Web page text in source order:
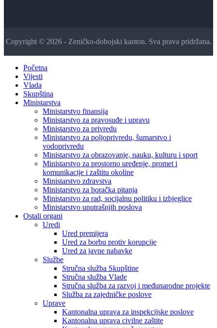
Copyright © 2026 - Zeničko-dobojski kanton. Sva prava pridržana.
Početna
Vijesti
Vlada
Skupština
Ministarstva
Ministarstvo finansija
Ministarstvo za pravosuđe i upravu
Ministarstvo za privredu
Ministarstvo za poljoprivredu, šumarstvo i
vodoprivredu
Ministarstvo za obrazovanje, nauku, kulturu i sport
Ministarstvo za prostorno uređenje, promet i
komunikacije i zaštitu okoline
Ministarstvo zdravstva
Ministarstvo za boračka pitanja
Ministarstvo za rad, socijalnu politiku i izbjeglice
Ministarstvo unutrašnjih poslova
Ostali organi
Uredi
Ured premijera
Ured za borbu protiv korupcije
Ured za javne nabavke
Službe
Stručna služba Skupštine
Stručna služba Vlade
Stručna služba za razvoj i međunarodne projekte
Služba za zajedničke poslove
Uprave
Kantonalna uprava za inspekcijske poslove
Kantonalna uprava civilne zaštite